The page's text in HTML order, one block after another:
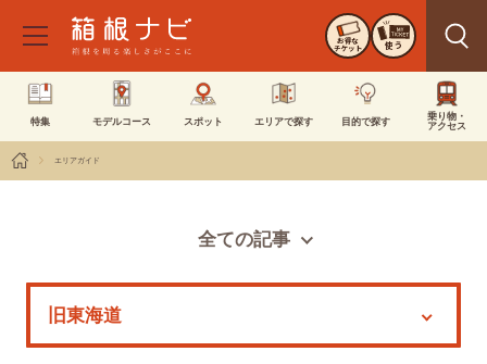
お得な
チケット 使う
特集 モデルコース スポット エリアで探す 目的で探す
乗り物・
アクセス
エリアガイド
全ての記事
特集